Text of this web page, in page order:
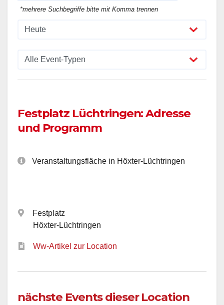
*mehrere Suchbegriffe bitte mit Komma trennen
Festplatz Lüchtringen: Adresse
und Programm
Veranstaltungsfläche in Höxter-Lüchtringen
Festplatz
Höxter-Lüchtringen
Ww-Artikel zur Location
nächste Events dieser Location